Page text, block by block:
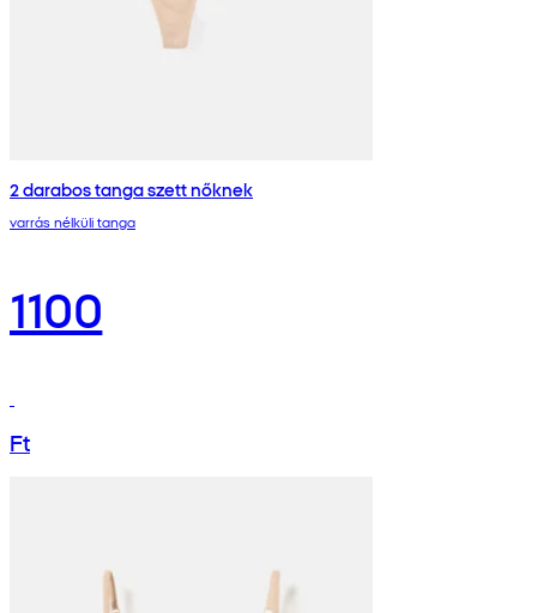
2 darabos tanga szett nőknek
varrás nélküli tanga
1100
Ft